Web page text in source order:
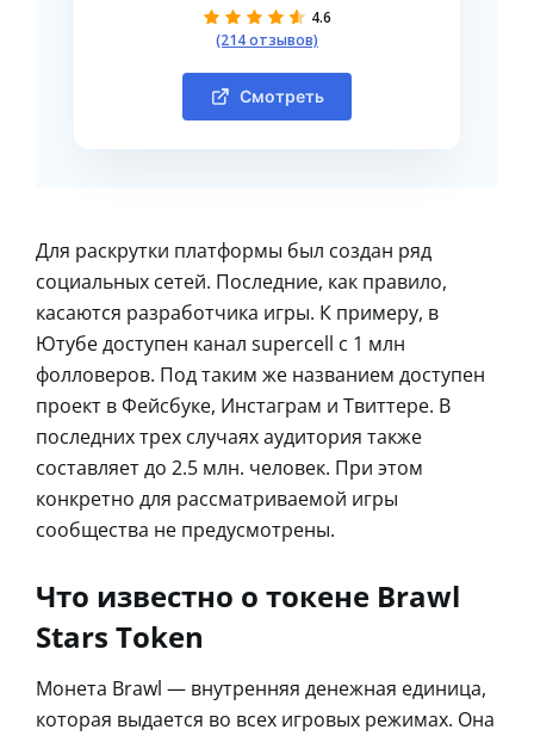
4.6
(214 отзывов)
Смотреть
Для раскрутки платформы был создан ряд
социальных сетей. Последние, как правило,
касаются разработчика игры. К примеру, в
Ютубе доступен канал supercell с 1 млн
фолловеров. Под таким же названием доступен
проект в Фейсбуке, Инстаграм и Твиттере. В
последних трех случаях аудитория также
составляет до 2.5 млн. человек. При этом
конкретно для рассматриваемой игры
сообщества не предусмотрены.
Что известно о токене Brawl
Stars Token
Монета Brawl — внутренняя денежная единица,
которая выдается во всех игровых режимах. Она